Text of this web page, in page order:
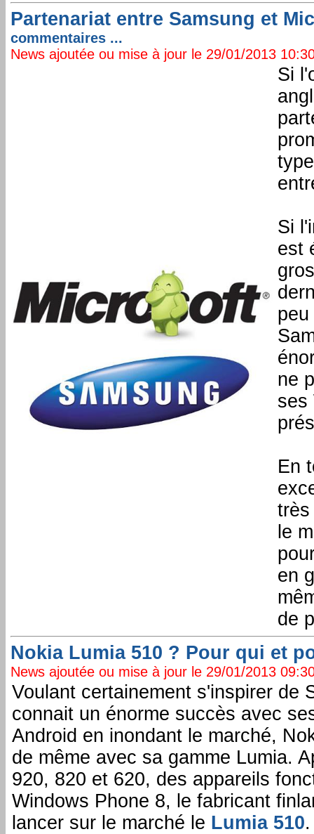
Partenariat entre Samsung et
commentaires ...
News ajoutée ou mise à jour le 29/01/2013
Si
Si
est
ne
ses
En
très
le
en
de
Nokia Lumia 510 ? Pour qui et
News ajoutée ou mise à jour le 29/01/2013
Voulant certainement s'inspirer de
connait un énorme succès avec
Android en inondant le marché,
de même avec sa gamme Lumia.
920, 820 et 620, des appareils
Windows Phone 8, le fabricant
lancer sur le marché le Lumia 510.